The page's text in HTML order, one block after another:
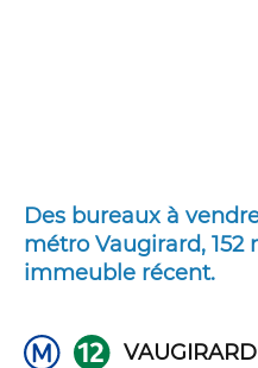
Des bureaux à vendre
métro Vaugirard, 152
immeuble récent.
VAUGIRARD